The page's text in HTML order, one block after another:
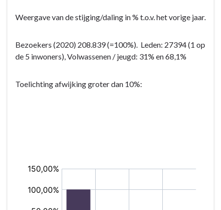
Weergave van de stijging/daling in % t.o.v. het vorige jaar.
Bezoekers (2020) 208.839 (=100%). Leden: 27394 (1 op
de 5 inwoners), Volwassenen / jeugd: 31% en 68,1%
Toelichting afwijking groter dan 10%: